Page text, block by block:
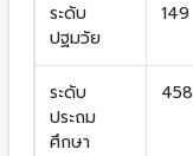
ระดับ
ปฐมวัย
149
ระดับ
ประถม
ศึกษา
458